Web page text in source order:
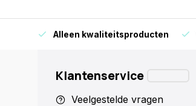
Alleen kwaliteitsproducten
Klantenservice
Veelgestelde vragen